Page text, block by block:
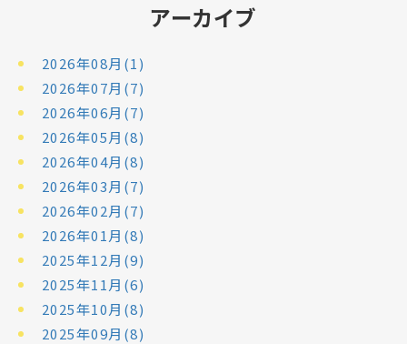
アーカイブ
2026年08月(1)
2026年07月(7)
2026年06月(7)
2026年05月(8)
2026年04月(8)
2026年03月(7)
2026年02月(7)
2026年01月(8)
2025年12月(9)
2025年11月(6)
2025年10月(8)
2025年09月(8)